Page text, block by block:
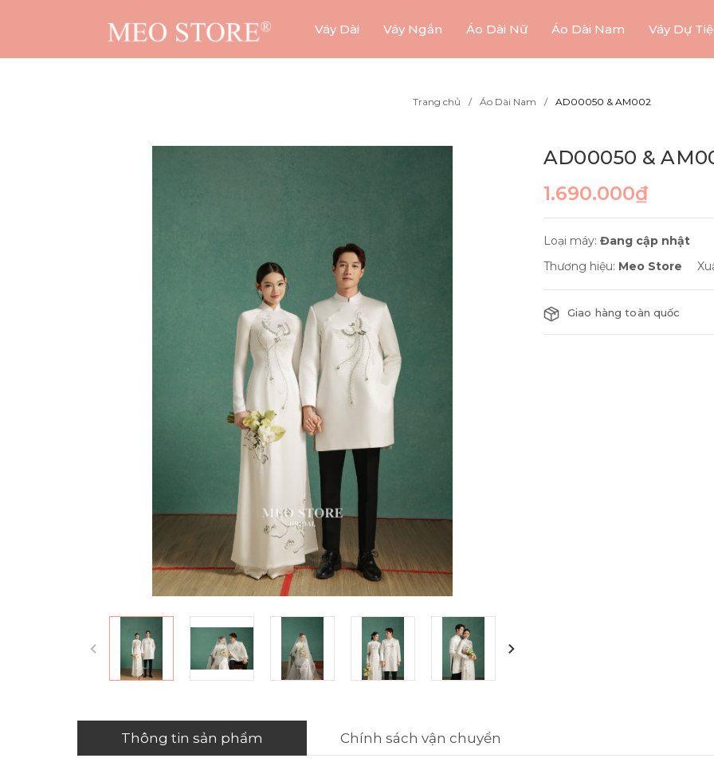
Váy Dài Váy Ngắn Áo Dài Nữ Áo Dài Nam Váy Dự
Trang chủ Áo Dài Nam AD00050 & AM002
AD00050 &
1.690.000₫
Loại máy: Đang cập nhật
Thương hiệu: Meo Store
Giao hàng toàn quốc
Thông tin sản phẩm Chính sách vận chuyển